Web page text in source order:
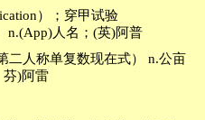
）；穿甲试验
n.(App)人名；(英)阿普
二人称单复数现在式） n.公亩
芬)阿雷